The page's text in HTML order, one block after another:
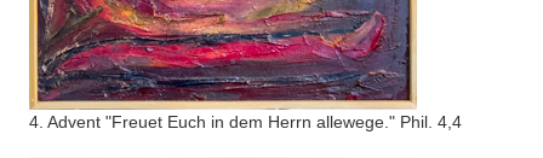
4. Advent "Freuet Euch in dem Herrn allewege." Phil. 4,4